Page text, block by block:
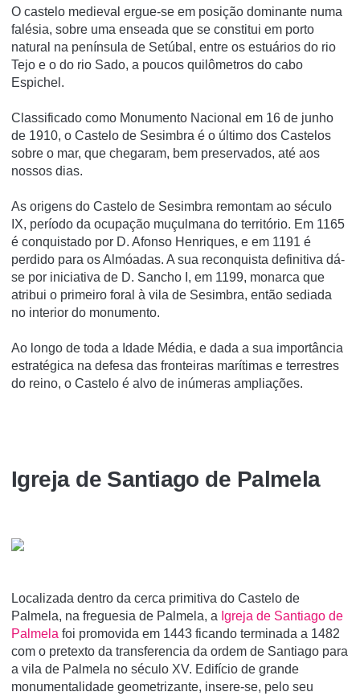
O castelo medieval ergue-se em posição dominante numa
falésia, sobre uma enseada que se constitui em porto
natural na pení­nsula de Setúbal, entre os estuários do rio
Tejo e o do rio Sado, a poucos quilômetros do cabo
Espichel.
Classificado como Monumento Nacional em 16 de junho
de 1910, o Castelo de Sesimbra é o último dos Castelos
sobre o mar, que chegaram, bem preservados, até aos
nossos dias.
As origens do Castelo de Sesimbra remontam ao século
IX, período da ocupação muçulmana do território. Em 1165
é conquistado por D. Afonso Henriques, e em 1191 é
perdido para os Almóadas. A sua reconquista definitiva dá-
se por iniciativa de D. Sancho I, em 1199, monarca que
atribui o primeiro foral à vila de Sesimbra, então sediada
no interior do monumento.
Ao longo de toda a Idade Média, e dada a sua importância
estratégica na defesa das fronteiras marítimas e terrestres
do reino, o Castelo é alvo de inúmeras ampliações.
Igreja de Santiago de Palmela
Localizada dentro da cerca primitiva do Castelo de
Palmela, na freguesia de Palmela, a Igreja de Santiago de
Palmela foi promovida em 1443 ficando terminada a 1482
com o pretexto da transferencia da ordem de Santiago para
a vila de Palmela no século XV. Edifí­cio de grande
monumentalidade geometrizante, insere-se, pelo seu